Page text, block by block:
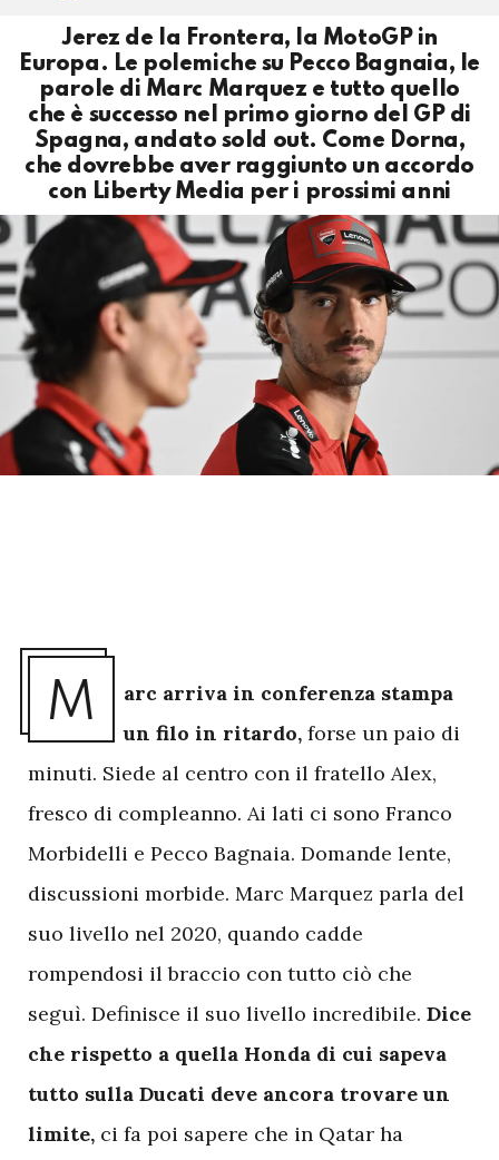
Jerez de la Frontera, la MotoGP in
Europa. Le polemiche su Pecco Bagnaia, le
parole di Marc Marquez e tutto quello
che è successo nel primo giorno del GP di
Spagna, andato sold out. Come Dorna,
che dovrebbe aver raggiunto un accordo
con Liberty Media per i prossimi anni
M
arc arriva in conferenza stampa
un filo in ritardo, forse un paio di
minuti. Siede al centro con il fratello Alex,
fresco di compleanno. Ai lati ci sono Franco
Morbidelli e Pecco Bagnaia. Domande lente,
discussioni morbide. Marc Marquez parla del
suo livello nel 2020, quando cadde
rompendosi il braccio con tutto ciò che
seguì. Definisce il suo livello incredibile. Dice
che rispetto a quella Honda di cui sapeva
tutto sulla Ducati deve ancora trovare un
limite, ci fa poi sapere che in Qatar ha